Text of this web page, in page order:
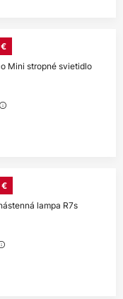
Mini stropné svietidlo
€
lampa R7s